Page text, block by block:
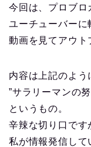
今回は、プロブロ
ユーチューバーに
動画を見てアウト
内容は上記のよう
”サラリーマンの
というもの。
辛辣な切り口です
私が情報発信して